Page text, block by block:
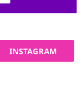
INSTAGRAM